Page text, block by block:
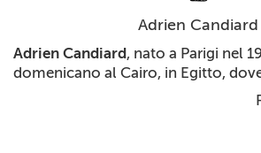
Adrien Candiard
Adrien Candiard, nato a Parigi nel
domenicano al Cairo, in Egitto,